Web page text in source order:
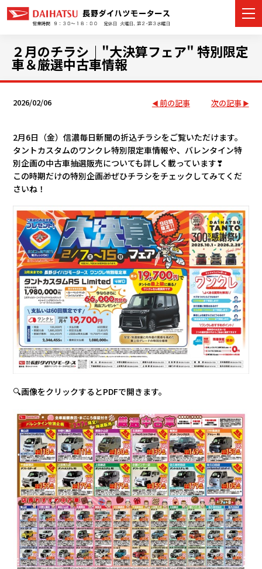
店舗情報
イベント・キャンペーン
ご購入者サポート
アフターサポート
会社情報
カタ
リコ
お問
２月のチラシ｜"大決算フェア" 特別限定
車＆厳選中古車情報
2026/02/06 前の記事 次の記事
2月6日（金）信濃毎日新聞の折込チラシをご覧いただけます。
タントカスタムのワンクレ特別限定車情報や、バレンタイン特
別企画の中古車抽選販売についても詳しく載っています❣
この時期だけの特別企画🎁ぜひチラシをチェックしてみてくだ
さいね！
🔍画像をクリックするとPDFで開きます。